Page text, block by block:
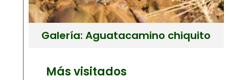
Galería: Aguatacamino chiquito
Más visitados